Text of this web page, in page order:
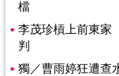
檔
李茂珍槓上前東
判
獨／曹雨婷狂遭查